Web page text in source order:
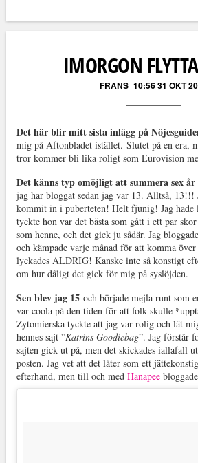
IMORGON
FRANS 10:56 31 OKT
Det här blir mitt sista inlägg på
mig på Aftonbladet istället. Slutet på en era,
tror kommer bli lika roligt som Eurovision
Det känns typ omöjligt att summera sex år
jag har bloggat sedan jag var 13. Alltså, 13!!!
kommit in i puberteten! Helt fjunig! Jag hade
tyckte hon var det bästa som gått i ett par
som henne, och det gick ju sådär. Jag
och kämpade varje månad för att komma
lyckades ALDRIG! Kanske inte så konstigt
om hur dåligt det gick för mig på syslöjden.
Sen blev jag 15 och började mejla runt som
var coola på den tiden för att folk skulle
Zytomierska tyckte att jag var rolig och lät
hennes sajt ”Katrins Goodiebag”. Jag förstår
sajten gick ut på, men det skickades iallafall
posten. Jag vet att det låter som ett
efterhand, men till och med Hanapee